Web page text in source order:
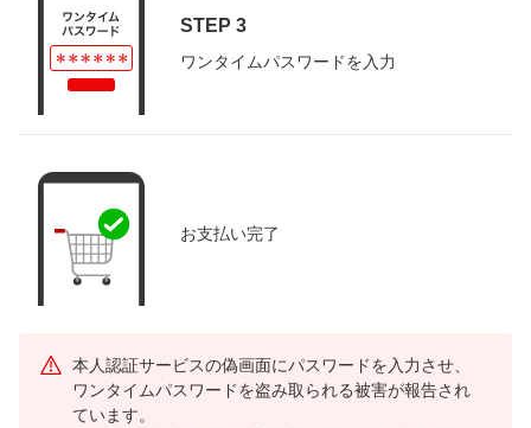
STEP 3
ワンタイムパスワードを入力
お支払い完了
本人認証サービスの偽画面にパスワードを入力させ、
ワンタイムパスワードを盗み取られる被害が報告され
ています。